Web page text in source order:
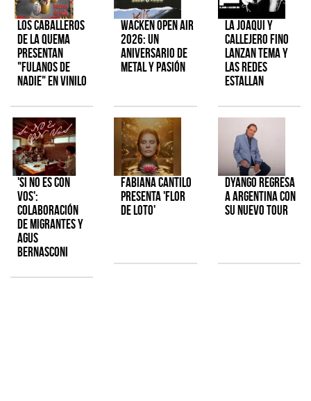
Los Caballeros
de la Quema
presentan
"Fulanos de
Nadie" en vinilo
Wacken Open Air
2026: Un
aniversario de
metal y pasión
La Joaqui y
Callejero Fino
lanzan tema y
las redes
estallan
'Si No Es Con
Vos':
colaboración
de Migrantes y
Agus
Bernasconi
Fabiana Cantilo
presenta 'Flor
de Loto'
Dyango regresa
a Argentina con
su nuevo tour